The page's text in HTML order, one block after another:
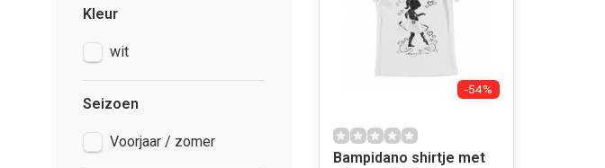
Kleur
wit
Seizoen
Voorjaar / zomer
-54%
Bampidano shirtje met